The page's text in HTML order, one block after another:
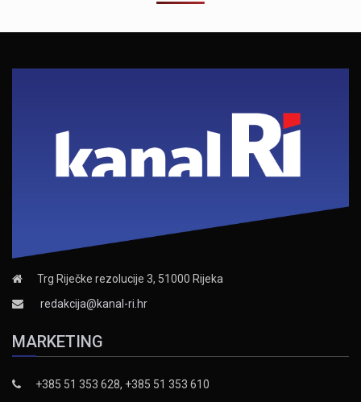
Trg Riječke rezolucije 3, 51000 Rijeka
redakcija@kanal-ri.hr
MARKETING
+385 51 353 628, +385 51 353 610